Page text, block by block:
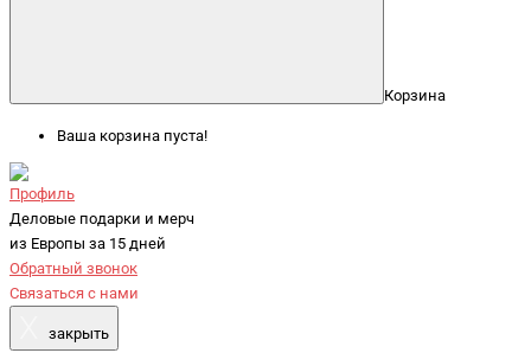
Корзина
Ваша корзина пуста!
Профиль
Деловые подарки и мерч
из Европы за 15 дней
Обратный звонок
Связаться с нами
закрыть